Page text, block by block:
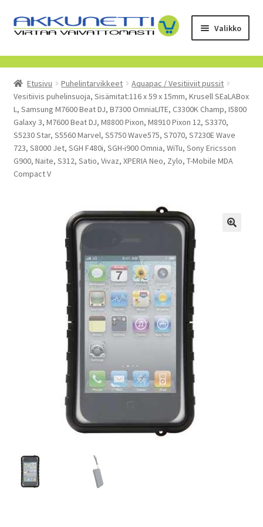
Siirry
navigointiin
Siirry
sisältöön
Valikko
Kauppa
Tietoa meistä
Yrityksille
Toimitusehdot
POISTUVAT TUOTTEET
Etusivu Puhelintarvikkeet
Aquapac / Vesitiiviit pussit
Vesitiivis puhelinsuoja, Sisämitat:116 x 59 x 15mm, Krusell SEaLABox
L, Samsung M7600 Beat DJ, B7300 OmniaLITE, C3300K Champ, I5800
Galaxy 3, M7600 Beat DJ, M8800 Pixon, M8910 Pixon 12, S3370,
S5230 Star, S5560 Marvel, S5750 Wave575, S7070, S7230E Wave
723, S8000 Jet, SGH F480i, SGH-i900 Omnia, WiTu, Sony Ericsson
G900, Naite, S312, Satio, Vivaz, XPERIA Neo, Zylo, T-Mobile MDA
Compact V